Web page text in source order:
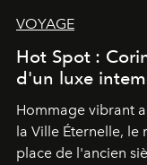
VOYAGE
Hot Spot :
d'un luxe
Hommage vibrant
la Ville Éternelle, le
place de l'ancien